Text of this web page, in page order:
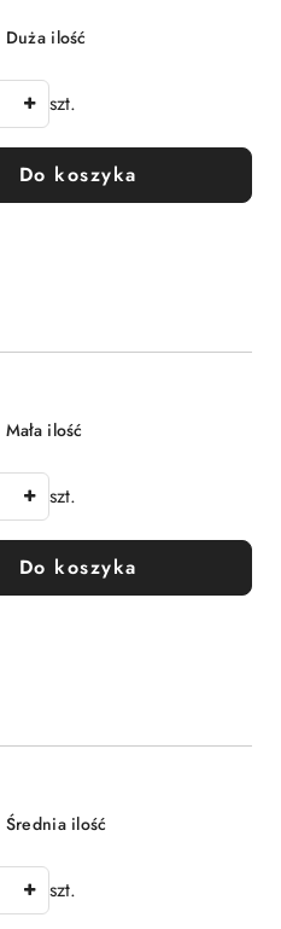
Duża ilość
szt.
Do koszyka
Mała ilość
szt.
Do koszyka
Średnia ilość
szt.